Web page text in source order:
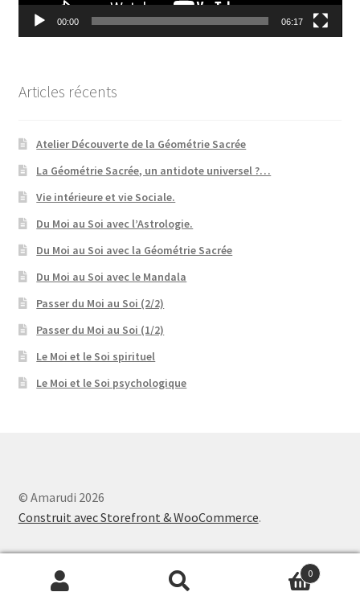
00:00 06:17
Articles récents
Atelier Découverte de la Géométrie Sacrée
La Géométrie Sacrée, un antidote universel ?…
Vie intérieure et vie Sociale.
Du Moi au Soi avec l’Astrologie.
Du Moi au Soi avec la Géométrie Sacrée
Du Moi au Soi avec le Mandala
Passer du Moi au Soi (2/2)
Passer du Moi au Soi (1/2)
Le Moi et le Soi spirituel
Le Moi et le Soi psychologique
© Amarudi 2026
Construit avec Storefront & WooCommerce.
0